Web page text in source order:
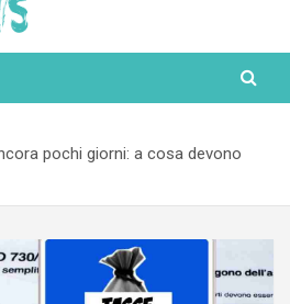
pochi giorni: a cosa devono